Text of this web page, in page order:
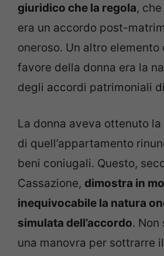
giuridico che la regola,
era un accordo post-
oneroso. Un altro elemento
favore della donna era la
degli accordi patrimoniali
La donna aveva ottenuto
di quell’appartamento
beni coniugali. Questo,
Cassazione, dimostra in
inequivocabile la natura
simulata dell’accordo. Non
una manovra per sottrarre